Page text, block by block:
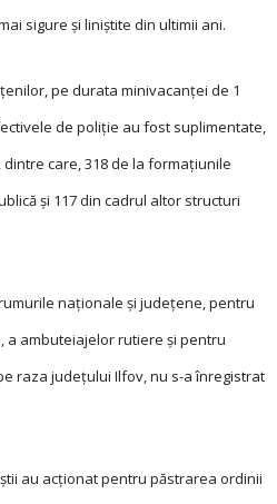
sigure şi liniştite din ultimii ani.
pe durata minivacanţei de 1
de poliție au fost suplimentate,
care, 318 de la formaţiunile
şi 117 din cadrul altor structuri
na­ționale și județene, pentru
ambuteiajelor rutiere și pentru
raza județului Ilfov, nu s-a înregistrat
au acţionat pentru păstrarea ordinii